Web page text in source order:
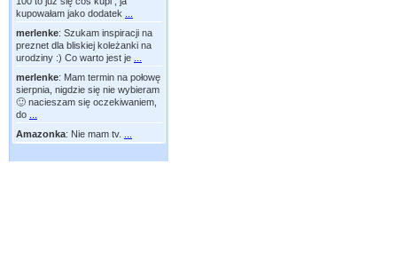
kupowałam jako dodatek
merlenke: Szukam inspiracji na
preznet dla bliskiej koleżanki na
urodziny :) Co warto jest je
merlenke: Mam termin na połowę
sierpnia, nigdzie się nie wybieram
🙂 nacieszam się oczekiwaniem,
do
Amazonka: Nie mam tv.